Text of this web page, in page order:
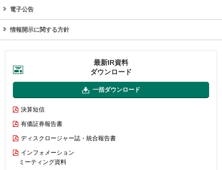
電子公告
情報開示に関する方針
最新IR資料
ダウンロード
一括ダウンロード
決算短信
有価証券報告書
ディスクロージャー誌・統合報告書
インフォメーション
ミーティング資料